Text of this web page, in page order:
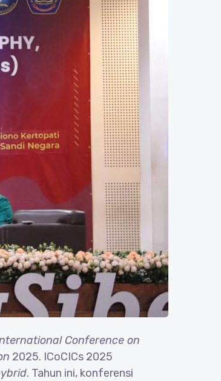
Conference on
2025. ICoCICs 2025
. Tahun ini, konferensi